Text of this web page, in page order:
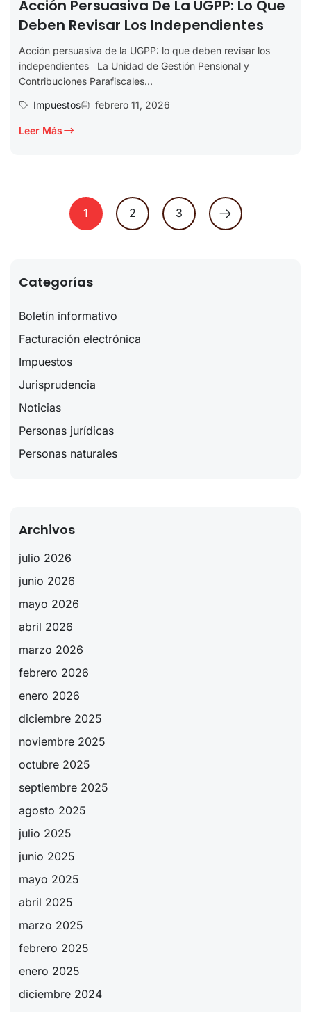
Acción Persuasiva De La UGPP: Lo Que
Deben Revisar Los Independientes
Acción persuasiva de la UGPP: lo que deben revisar los
independientes La Unidad de Gestión Pensional y
Contribuciones Parafiscales...
Impuestos
febrero 11, 2026
Leer Más
1 2 3
Categorías
Boletín informativo
Facturación electrónica
Impuestos
Jurisprudencia
Noticias
Personas jurídicas
Personas naturales
Archivos
julio 2026
junio 2026
mayo 2026
abril 2026
marzo 2026
febrero 2026
enero 2026
diciembre 2025
noviembre 2025
octubre 2025
septiembre 2025
agosto 2025
julio 2025
junio 2025
mayo 2025
abril 2025
marzo 2025
febrero 2025
enero 2025
diciembre 2024